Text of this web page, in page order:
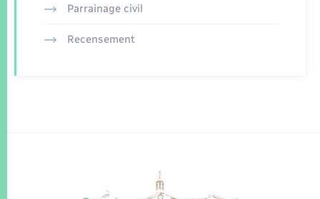
Parrainage civil
Recensement